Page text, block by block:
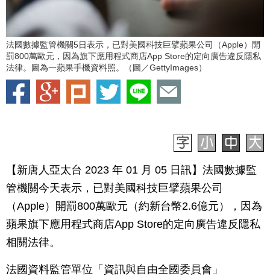
法國數據監管機關5日表示，已對美國科技巨擘蘋果公司（Apple）開
罰800萬歐元，因為旗下應用程式商店App Store的定向廣告違反隱私
法律。圖為一蘋果手機資料照。（圖／GettyImages）
【新唐人亞太台 2023 年 01 月 05 日訊】法國數據監
管機關今天表示，已對美國科技巨擘蘋果公司
（Apple）開罰800萬歐元（約新台幣2.6億元），因為
蘋果旗下應用程式商店App Store的定向廣告違反隱私
相關法律。
法國資料監管單位「資訊與自由全國委員會」